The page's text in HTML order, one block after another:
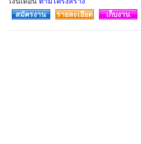
สมัครงาน
รายละเอียด เก็บงาน